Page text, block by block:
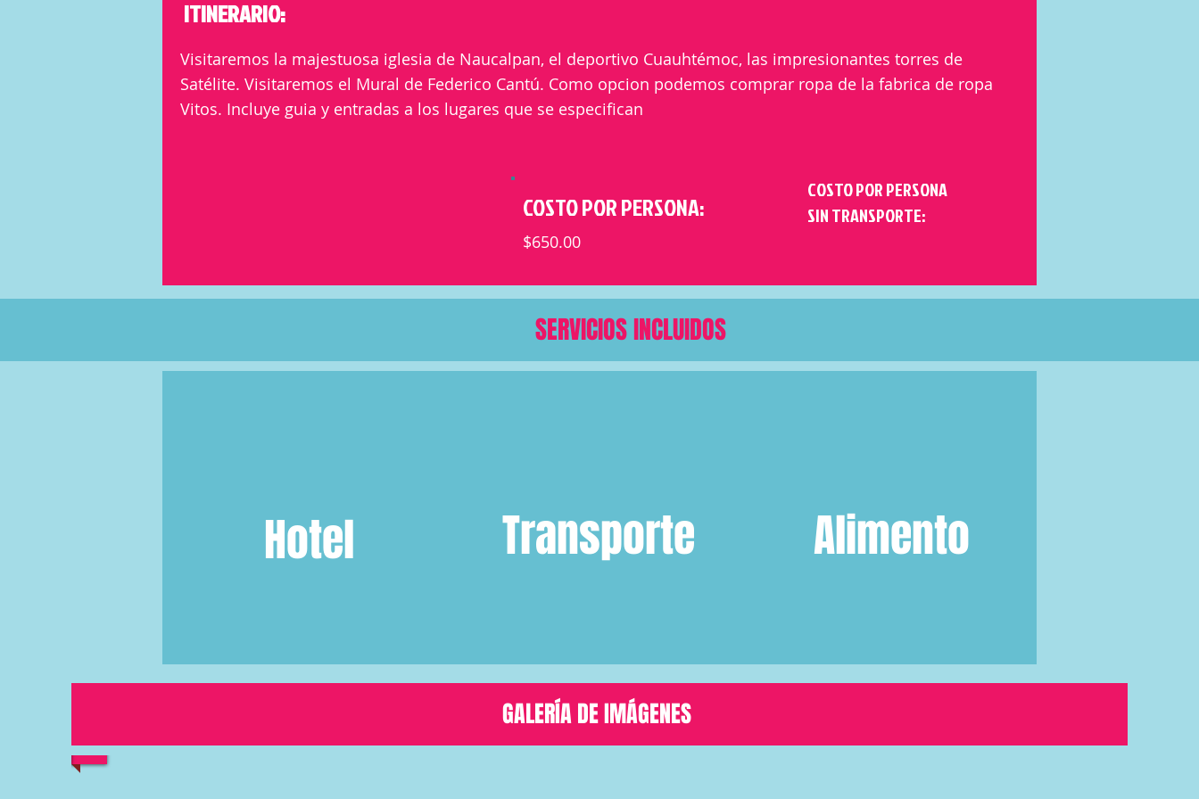
ITINERARIO:
Visitaremos la majestuosa iglesia de Naucalpan, el deportivo Cuauhtémoc, las impresionantes torres de
Satélite. Visitaremos el Mural de Federico Cantú. Como opcion podemos comprar ropa de la fabrica de ropa
Vitos. Incluye guia y entradas a los lugares que se especifican
COSTO POR PERSONA:
$650.00
COSTO POR PERSONA
SIN TRANSPORTE:
SERVICIOS INCLUIDOS
Hotel Transporte Alimento
GALERÍA DE IMÁGENES